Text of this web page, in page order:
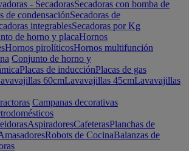
- SecadorasSecadoras con bomba de
de condensaciónSecadoras de
integrablesSecadoras por Kg
de horno y placaHornos
Hornos pirolíticosHornos multifunción
Conjunto de horno y
Placas de inducciónPlacas de gas
60cmLavavajillas 45cmLavavajillas
Campanas decorativas
AspiradoresCafeterasPlanchas de
Robots de CocinaBalanzas de